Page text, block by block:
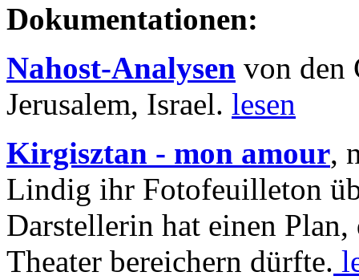
Dokumentationen:
Nahost-Analysen von den
Jerusalem, Israel. lesen
Kirgisztan - mon amour,
Lindig ihr Fotofeuilleton
Darstellerin hat einen Plan,
Theater bereichern dürfte.